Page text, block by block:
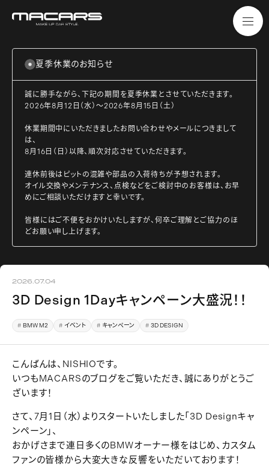
夏季休業のお知らせ
誠に勝手ながら、下記の期間を夏季休業とさせていただきます。
2026年8月12日（水）～2026年8月15日（土）
休業期間中にいただきましたお問い合わせやメールにつきまして
は、
8月16日（日）以降、順次対応させていただきます。
連休前後はピットの混雑や部品の入荷待ちが予想されます。
オイル交換やメンテナンス、点検などをご検討中のお客様は、お早
めにご相談いただけますと幸いです。
皆様にはご不便をおかけいたしますが、何卒ご理解とご協力のほ
どお願い申し上げます。
2026.07.04
3D Design 1Dayキャンペーン大盛況！！
BMW M2 イベント キャンペーン 3D DESIGN
こんばんは、NISHIOです。
いつもMACARSのブログをご覧いただき、誠にありがとうご
ざいます！
さて、7月1日（水）よりスタートいたしました「3D Designキャ
ンペーン」、
おかげさまで連日多くのBMWオーナー様をはじめ、カスタム
ファンの皆様から大変大きな反響をいただいております！